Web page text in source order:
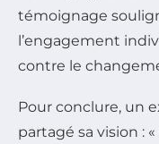
témoignage
l’engagement
contre le
Pour conclure, un
partagé sa vision :